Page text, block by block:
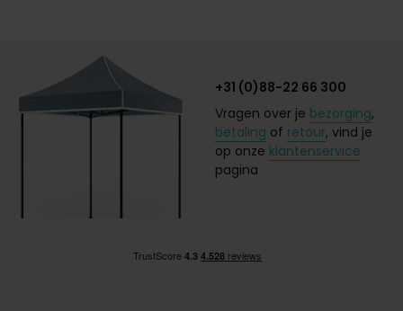
+31 (0)88-22 66 300
Vragen over je bezorging,
betaling of retour, vind je
op onze klantenservice
pagina